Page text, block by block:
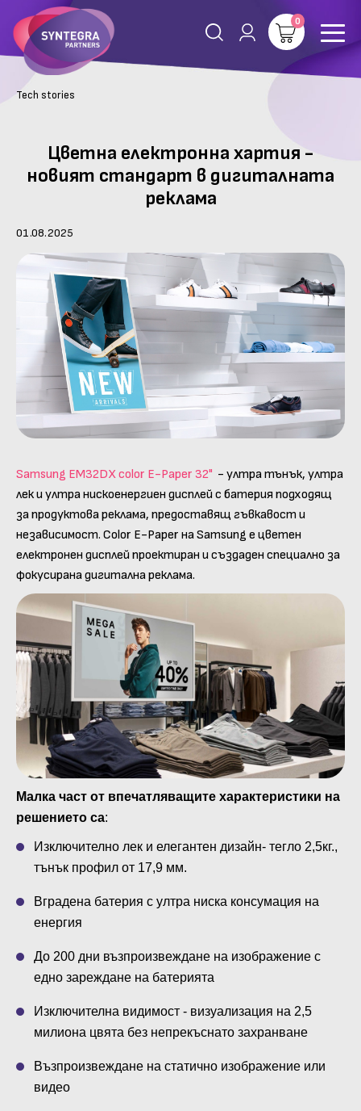
0
Tech stories
Цветна електронна хартия -
новият стандарт в дигиталната
реклама
01.08.2025
Samsung EM32DX color E-Paper 32" - ултра тънък, ултра
лек и ултра нискоенергиен дисплей с батерия подходящ
за продуктова реклама, предоставящ гъвкавост и
независимост. Color E-Paper на Samsung е цветен
електронен дисплей проектиран и създаден специално за
фокусирана дигитална реклама.
Малка част от впечатляващите характеристики на
решението са:
Изключително лек и елегантен дизайн- тегло 2,5кг.,
тънък профил от 17,9 мм.
Вградена батерия с ултра ниска консумация на
енергия
До 200 дни възпроизвеждане на изображение с
едно зареждане на батерията
Изключителна видимост - визуализация на 2,5
милиона цвята без непрекъснато захранване
Възпроизвеждане на статично изображение или
видео